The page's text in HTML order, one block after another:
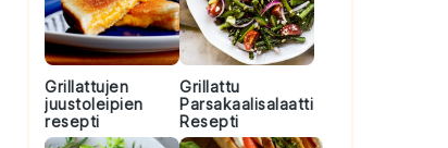
Grillattujen
juustoleipien
resepti
Grillattu
Parsakaalisalaatti
Resepti